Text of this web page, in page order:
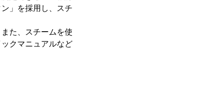
」を採用し、スチ
た、スチームを使
クマニュアルなど